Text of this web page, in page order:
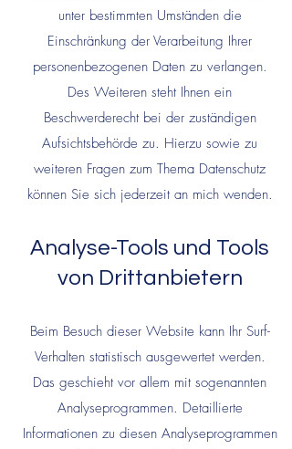
unter bestimmten Umständen die
Einschränkung der Verarbeitung Ihrer
personenbezogenen Daten zu verlangen.
Des Weiteren steht Ihnen ein
Beschwerderecht bei der zuständigen
Aufsichtsbehörde zu. Hierzu sowie zu
weiteren Fragen zum Thema Datenschutz
können Sie sich jederzeit an mich wenden.
Analyse-Tools und Tools
von Drittanbietern
Beim Besuch dieser Website kann Ihr Surf-
Verhalten statistisch ausgewertet werden.
Das geschieht vor allem mit sogenannten
Analyseprogrammen. Detaillierte
Informationen zu diesen Analyseprogrammen